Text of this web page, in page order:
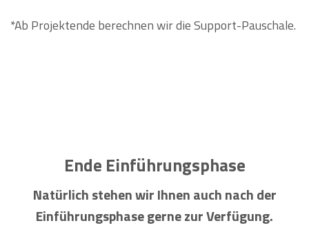
*Ab Projektende berechnen wir die Support-Pauschale.
Ende Einführungsphase
Natürlich stehen wir Ihnen auch nach der
Einführungsphase gerne zur Verfügung.